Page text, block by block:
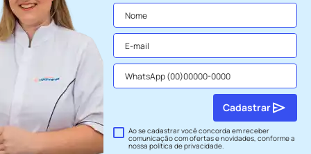
Ao se cadastrar você concorda em receber
comunicação com ofertas e novidades, conforme a
nossapolítica de privacidade.
Cadastrar